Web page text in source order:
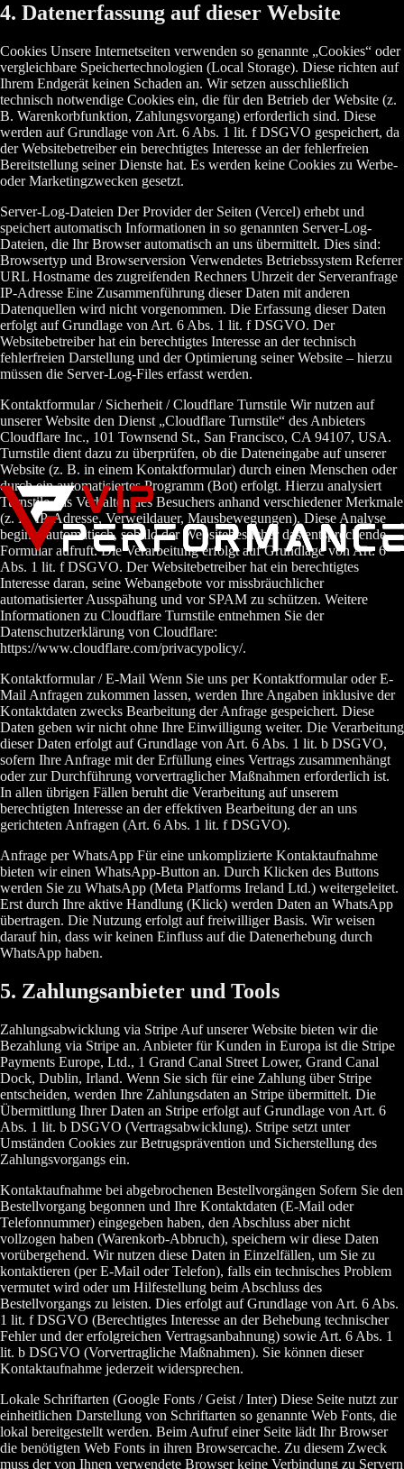
4. Datenerfassung auf dieser Website
Cookies Unsere Internetseiten verwenden so genannte „Cookies“ oder
vergleichbare Speichertechnologien (Local Storage). Diese richten auf
Ihrem Endgerät keinen Schaden an. Wir setzen ausschließlich
technisch notwendige Cookies ein, die für den Betrieb der Website (z.
B. Warenkorbfunktion, Zahlungsvorgang) erforderlich sind. Diese
werden auf Grundlage von Art. 6 Abs. 1 lit. f DSGVO gespeichert, da
der Websitebetreiber ein berechtigtes Interesse an der fehlerfreien
Bereitstellung seiner Dienste hat. Es werden keine Cookies zu Werbe-
oder Marketingzwecken gesetzt.
Server-Log-Dateien Der Provider der Seiten (Vercel) erhebt und
speichert automatisch Informationen in so genannten Server-Log-
Dateien, die Ihr Browser automatisch an uns übermittelt. Dies sind:
Browsertyp und Browserversion Verwendetes Betriebssystem Referrer
URL Hostname des zugreifenden Rechners Uhrzeit der Serveranfrage
IP-Adresse Eine Zusammenführung dieser Daten mit anderen
Datenquellen wird nicht vorgenommen. Die Erfassung dieser Daten
erfolgt auf Grundlage von Art. 6 Abs. 1 lit. f DSGVO. Der
Websitebetreiber hat ein berechtigtes Interesse an der technisch
fehlerfreien Darstellung und der Optimierung seiner Website – hierzu
müssen die Server-Log-Files erfasst werden.
Kontaktformular / Sicherheit / Cloudflare Turnstile Wir nutzen auf
unserer Website den Dienst „Cloudflare Turnstile“ des Anbieters
Cloudflare Inc., 101 Townsend St., San Francisco, CA 94107, USA.
Turnstile dient dazu zu überprüfen, ob die Dateneingabe auf unserer
Website (z. B. in einem Kontaktformular) durch einen Menschen oder
durch ein automatisiertes Programm (Bot) erfolgt. Hierzu analysiert
Turnstile das Verhalten des Besuchers anhand verschiedener Merkmale
(z. B. IP-Adresse, Verweildauer, Mausbewegungen). Diese Analyse
beginnt automatisch, sobald der Websitebesucher das entsprechende
Formular aufruft. Die Verarbeitung erfolgt auf Grundlage von Art. 6
Abs. 1 lit. f DSGVO. Der Websitebetreiber hat ein berechtigtes
Interesse daran, seine Webangebote vor missbräuchlicher
automatisierter Ausspähung und vor SPAM zu schützen. Weitere
Informationen zu Cloudflare Turnstile entnehmen Sie der
Datenschutzerklärung von Cloudflare:
https://www.cloudflare.com/privacypolicy/.
Kontaktformular / E-Mail Wenn Sie uns per Kontaktformular oder E-
Mail Anfragen zukommen lassen, werden Ihre Angaben inklusive der
Kontaktdaten zwecks Bearbeitung der Anfrage gespeichert. Diese
Daten geben wir nicht ohne Ihre Einwilligung weiter. Die Verarbeitung
dieser Daten erfolgt auf Grundlage von Art. 6 Abs. 1 lit. b DSGVO,
sofern Ihre Anfrage mit der Erfüllung eines Vertrags zusammenhängt
oder zur Durchführung vorvertraglicher Maßnahmen erforderlich ist.
In allen übrigen Fällen beruht die Verarbeitung auf unserem
berechtigten Interesse an der effektiven Bearbeitung der an uns
gerichteten Anfragen (Art. 6 Abs. 1 lit. f DSGVO).
Anfrage per WhatsApp Für eine unkomplizierte Kontaktaufnahme
bieten wir einen WhatsApp-Button an. Durch Klicken des Buttons
werden Sie zu WhatsApp (Meta Platforms Ireland Ltd.) weitergeleitet.
Erst durch Ihre aktive Handlung (Klick) werden Daten an WhatsApp
übertragen. Die Nutzung erfolgt auf freiwilliger Basis. Wir weisen
darauf hin, dass wir keinen Einfluss auf die Datenerhebung durch
WhatsApp haben.
5. Zahlungsanbieter und Tools
Zahlungsabwicklung via Stripe Auf unserer Website bieten wir die
Bezahlung via Stripe an. Anbieter für Kunden in Europa ist die Stripe
Payments Europe, Ltd., 1 Grand Canal Street Lower, Grand Canal
Dock, Dublin, Irland. Wenn Sie sich für eine Zahlung über Stripe
entscheiden, werden Ihre Zahlungsdaten an Stripe übermittelt. Die
Übermittlung Ihrer Daten an Stripe erfolgt auf Grundlage von Art. 6
Abs. 1 lit. b DSGVO (Vertragsabwicklung). Stripe setzt unter
Umständen Cookies zur Betrugsprävention und Sicherstellung des
Zahlungsvorgangs ein.
Kontaktaufnahme bei abgebrochenen Bestellvorgängen Sofern Sie den
Bestellvorgang begonnen und Ihre Kontaktdaten (E-Mail oder
Telefonnummer) eingegeben haben, den Abschluss aber nicht
vollzogen haben (Warenkorb-Abbruch), speichern wir diese Daten
vorübergehend. Wir nutzen diese Daten in Einzelfällen, um Sie zu
kontaktieren (per E-Mail oder Telefon), falls ein technisches Problem
vermutet wird oder um Hilfestellung beim Abschluss des
Bestellvorgangs zu leisten. Dies erfolgt auf Grundlage von Art. 6 Abs.
1 lit. f DSGVO (Berechtigtes Interesse an der Behebung technischer
Fehler und der erfolgreichen Vertragsanbahnung) sowie Art. 6 Abs. 1
lit. b DSGVO (Vorvertragliche Maßnahmen). Sie können dieser
Kontaktaufnahme jederzeit widersprechen.
Lokale Schriftarten (Google Fonts / Geist / Inter) Diese Seite nutzt zur
einheitlichen Darstellung von Schriftarten so genannte Web Fonts, die
lokal bereitgestellt werden. Beim Aufruf einer Seite lädt Ihr Browser
die benötigten Web Fonts in ihren Browsercache. Zu diesem Zweck
muss der von Ihnen verwendete Browser keine Verbindung zu Servern